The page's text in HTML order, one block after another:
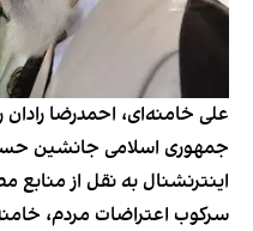
علی خامنه‌ای، احمدرضا رادان
جمهوری اسلامی جانشین
اینترنشنال به نقل از منابع
سرکوب اعتراضات مردم،